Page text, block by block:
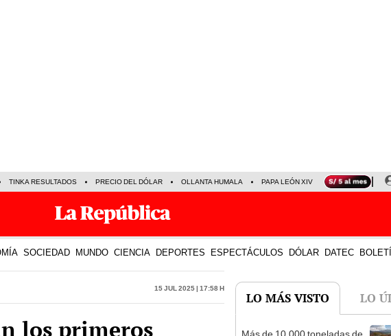
TINKA RESULTADOS PRECIO DEL DÓLAR OLLANTA HUMALA PAPA LEÓN XIV NALDY SALDAÑA
SOCIEDAD MUNDO CIENCIA DEPORTES ESPECTÁCULOS DÓLAR DATEC
15 Jul 2025 | 17:58 h
los primeros
LO MÁS VISTO LO
Más de 10.000 toneladas de